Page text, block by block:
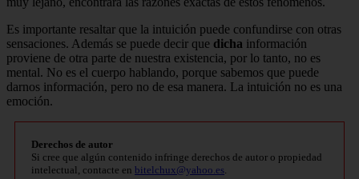
Es importante resaltar que la intuición puede confundirse con otras
sensaciones. Además se puede decir que dicha información
proviene de otra parte de nuestra existencia, por lo tanto, no es
mental. No es el cuerpo hablando, porque sabemos que puede
darnos información, pero no de esa manera. La intuición no es una
emoción.
Derechos de autor
Si cree que algún contenido infringe derechos de autor o propiedad
intelectual, contacte en bitelchux@yahoo.es